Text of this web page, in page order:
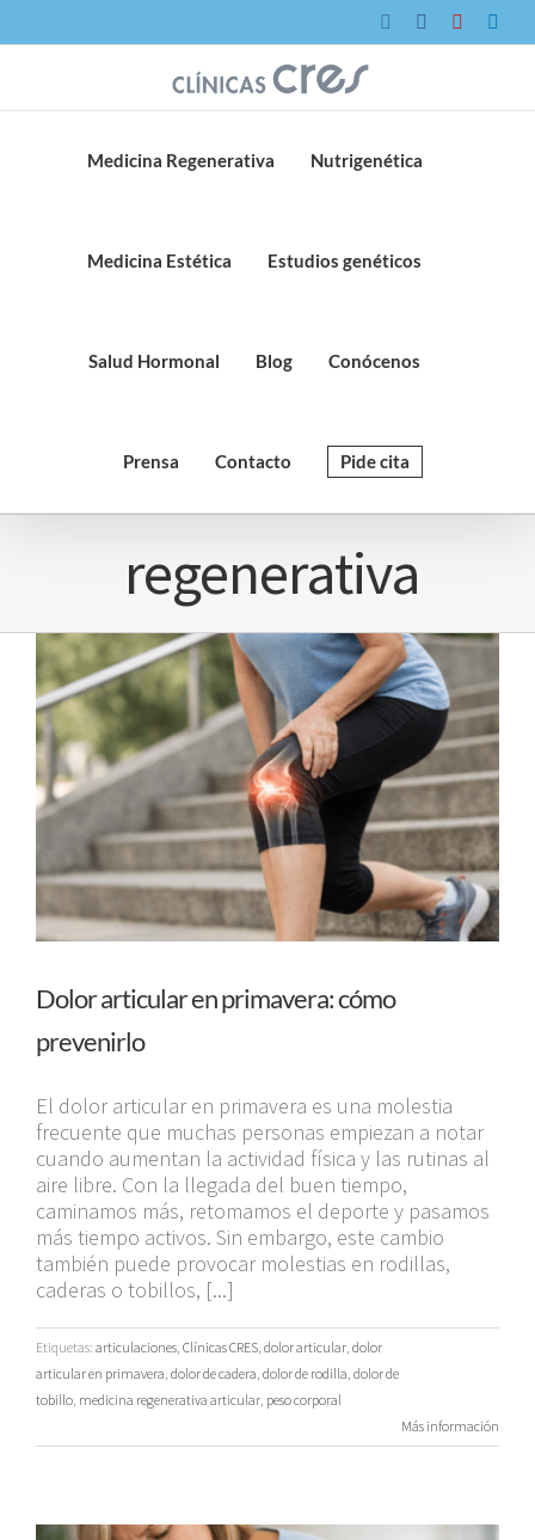
al
InstagramFacebookYouTube
Medicina Regenerativa Nutrigenética
Medicina Estética Estudios genéticos
Salud Hormonal Blog Conócenos
Prensa Contacto Pide cita
medicina
regenerativa
articular
Dolor articular en primavera: cómo
prevenirlo
El dolor articular en primavera es una molestia
frecuente que muchas personas empiezan a notar
cuando aumentan la actividad física y las rutinas al
aire libre. Con la llegada del buen tiempo,
caminamos más, retomamos el deporte y pasamos
más tiempo activos. Sin embargo, este cambio
también puede provocar molestias en rodillas,
caderas o tobillos, [...]
Etiquetas: articulaciones, Clínicas CRES, dolor articular, dolor
articular en primavera, dolor de cadera, dolor de rodilla, dolor de
tobillo, medicina regenerativa articular, peso corporal
Más información